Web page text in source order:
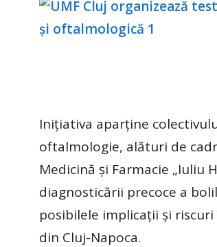
Iniţiativa aparţine
oftalmologie, alături de
Medicină şi Farmacie „Iuliu
diagnosticării precoce a
posibilele implicaţii şi
din Cluj-Napoca.